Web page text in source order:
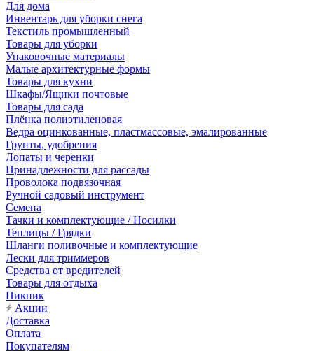
Для дома
Инвентарь для уборки снега
Текстиль промышленный
Товары для уборки
Упаковочные материалы
Малые архитектурные формы
Товары для кухни
Шкафы/Ящики почтовые
Товары для сада
Плёнка полиэтиленовая
Ведра оцинкованные, пластмассовые, эмалированные
Грунты, удобрения
Лопаты и черенки
Принадлежности для рассады
Проволока подвязочная
Ручной садовый инструмент
Семена
Тачки и комплектующие / Носилки
Теплицы / Грядки
Шланги поливочные и комплектующие
Лески для триммеров
Средства от вредителей
Товары для отдыха
Пикник
Акции
Доставка
Оплата
Покупателям